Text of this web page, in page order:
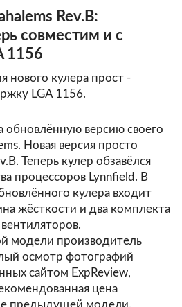
Rev.B:
совместим и с
1156
нового кулера прост -
LGA 1156.
обновлённую версию своего
Новая версия просто
Теперь кулер обзавёлся
процессоров Lynnfield. В
кулера входит
жёсткости и два комплекта
модели производитель
осмотр фотографий
сайтом ExpReview,
цена
предыдущей модели.